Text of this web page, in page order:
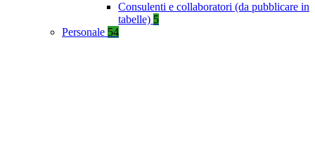
Consulenti e collaboratori (da pubblicare in
tabelle) 5
Personale 54